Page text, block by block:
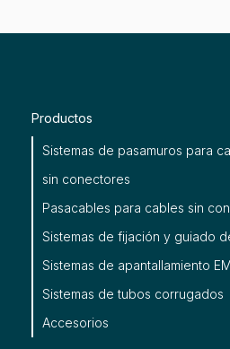
Productos
Sistemas de pasamuros para
sin conectores
Pasacables para cables sin
Sistemas de fijación y guiado
Sistemas de apantallamiento
Sistemas de tubos corrugados
Accesorios